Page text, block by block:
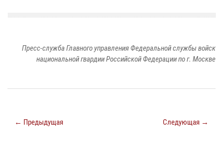
Пресс-служба Главного управления Федеральной службы войск
национальной гвардии Российской Федерации по г. Москве
← Предыдущая Следующая →